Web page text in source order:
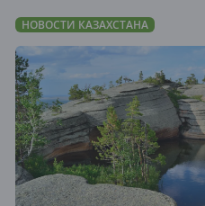
НОВОСТИ КАЗАХСТАНА